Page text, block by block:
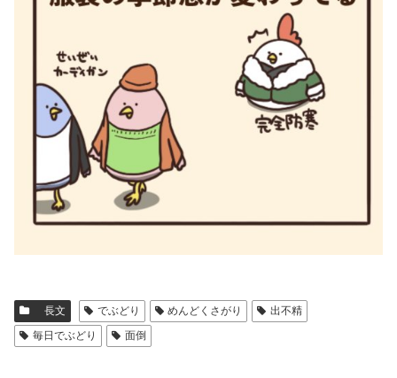
長文 でぶどり めんどくさがり
出不精
毎日でぶどり
面倒